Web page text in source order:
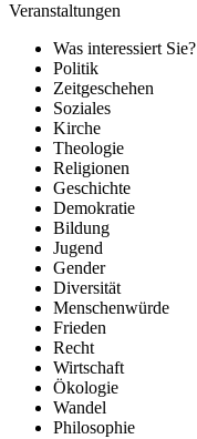
Veranstaltungen
Was interessiert Sie?
Politik
Zeitgeschehen
Soziales
Kirche
Theologie
Religionen
Geschichte
Demokratie
Bildung
Jugend
Gender
Diversität
Menschenwürde
Frieden
Recht
Wirtschaft
Ökologie
Wandel
Philosophie